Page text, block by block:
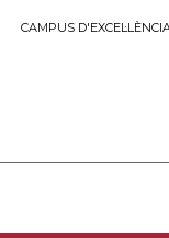
CAMPUS